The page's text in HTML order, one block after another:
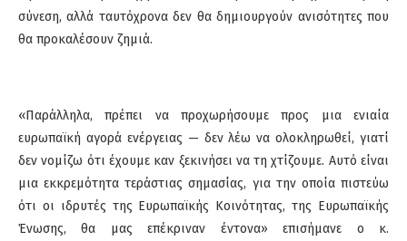
σύνεση, αλλά ταυτόχρονα δεν θα δημιουργούν ανισότητες που
θα προκαλέσουν ζημιά.
«Παράλληλα, πρέπει να προχωρήσουμε προς μια ενιαία
ευρωπαϊκή αγορά ενέργειας — δεν λέω να ολοκληρωθεί, γιατί
δεν νομίζω ότι έχουμε καν ξεκινήσει να τη χτίζουμε. Αυτό είναι
μια εκκρεμότητα τεράστιας σημασίας, για την οποία πιστεύω
ότι οι ιδρυτές της Ευρωπαϊκής Κοινότητας, της Ευρωπαϊκής
Ένωσης, θα μας επέκριναν έντονα» επισήμανε ο κ.